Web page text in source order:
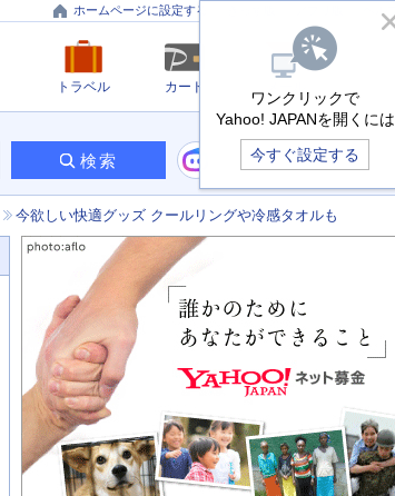
ワンクリックで
Yahoo! JAPANを開くには
今すぐ設定する
ホームページに設定する
トラベル カード
検索
今欲しい快適グッズ クールリングや冷感タオルも
あ